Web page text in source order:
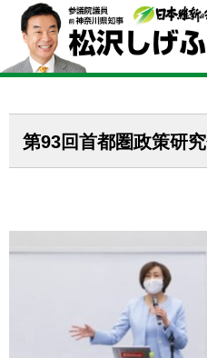
第93回首都圏政策研